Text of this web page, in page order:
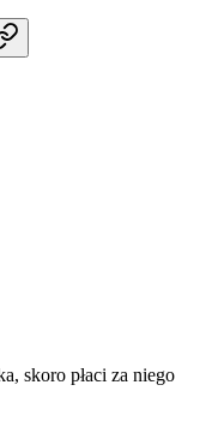
skoro płaci za niego